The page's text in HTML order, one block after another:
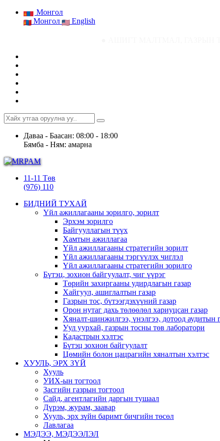
Монгол
Монгол
English
Даваа - Баасан: 08:00 - 18:00
Бямба - Ням: амарна
11-11 Төв
(976) 110
БИДНИЙ ТУХАЙ
Үйл ажиллагааны зорилго, зорилт
Эрхэм зорилго
Байгууллагын түүх
Хамтын ажиллагаа
Үйл ажиллагааны стратегийн зорилт
Үйл ажиллагааны тэргүүлэх чиглэл
Үйл ажиллагааны стратегийн зорилго
Бүтэц, зохион байгуулалт, чиг үүрэг
Төрийн захиргааны удирдлагын газар
Хайгуул, ашиглалтын газар
Газрын тос, бүтээгдэхүүний газар
Орон нутаг дахь төлөөлөл хариуцсан газар
Хяналт-шинжилгээ, үнэлгээ, дотоод аудитын
Уул уурхай, газрын тосны төв лаборатори
Кадастрын хэлтэс
Бүтэц зохион байгуулалт
Цөмийн болон цацрагийн хяналтын хэлтэс
ХУУЛЬ, ЭРХ ЗҮЙ
Хууль
УИХ-ын тогтоол
Засгийн газрын тогтоол
Сайд, агентлагийн даргын тушаал
Дүрэм, журам, заавар
Хууль, эрх зүйн баримт бичгийн төсөл
Лавлагаа
МЭДЭЭ, МЭДЭЭЛЭЛ